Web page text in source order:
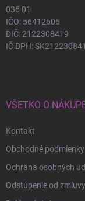
036 01
IČO: 56412606
DIČ: 2122308419
IČ DPH:
VŠETKO O
Kontakt
Obchodné podmienky
Ochrana osobných
Odstúpenie od zmluvy